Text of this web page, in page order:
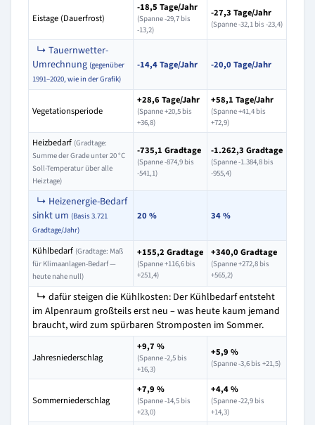
Eistage (Dauerfrost)
-18,5 Tage/Jahr
(Spanne -29,7 bis
-13,2)
-27,3 Tage/Jahr
(Spanne -32,1 bis -23,4)
↳ Tauernwetter-
Umrechnung (gegenüber
1991–2020, wie in der Grafik)
-14,4 Tage/Jahr -20,0 Tage/Jahr
Vegetationsperiode
+28,6 Tage/Jahr
(Spanne +20,5 bis
+36,8)
+58,1 Tage/Jahr
(Spanne +41,4 bis
+72,9)
Heizbedarf (Gradtage:
Summe der Grade unter 20 °C
Soll-Temperatur über alle
Heiztage)
-735,1 Gradtage
(Spanne -874,9 bis
-541,1)
-1.262,3 Gradtage
(Spanne -1.384,8 bis
-955,4)
↳ Heizenergie-Bedarf
sinkt um (Basis 3.721
Gradtage/Jahr)
20 % 34 %
Kühlbedarf (Gradtage: Maß
für Klimaanlagen-Bedarf —
heute nahe null)
+155,2 Gradtage
(Spanne +116,6 bis
+251,4)
+340,0 Gradtage
(Spanne +272,8 bis
+565,2)
↳ dafür steigen die Kühlkosten: Der Kühlbedarf entsteht
im Alpenraum großteils erst neu – was heute kaum jemand
braucht, wird zum spürbaren Stromposten im Sommer.
Jahresniederschlag
+9,7 %
(Spanne -2,5 bis
+16,3)
+5,9 %
(Spanne -3,6 bis +21,5)
Sommerniederschlag
+7,9 %
(Spanne -14,5 bis
+23,0)
+4,4 %
(Spanne -22,9 bis
+14,3)